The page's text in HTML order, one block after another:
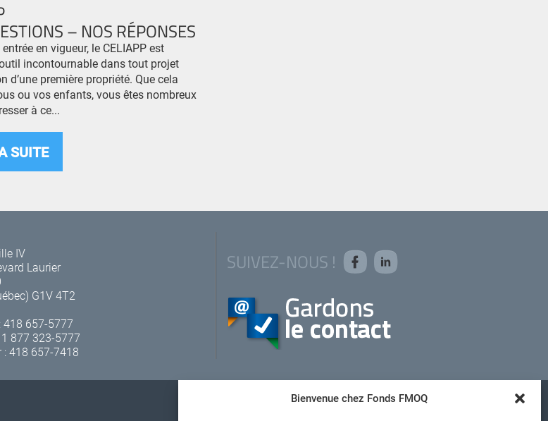
Bienvenue chez Fonds FMOQ
– NOS RÉPONSES
en vigueur, le CELIAPP est
incontournable dans tout projet
d’une première propriété. Que cela
ou vos enfants, vous êtes nombreux
à ce...
SUITE
IV
Laurier
G1V 4T2
418 657-5777
1 877 323-5777
: 418 657-7418
SUIVEZ-NOUS !